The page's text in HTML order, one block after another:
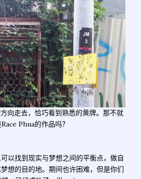
向走去，恰巧看到熟悉的黄牌。那不就
Phua的作品吗？
以找到现实与梦想之间的平衡点，做自
想的目的地。期间也许困难，但是你们